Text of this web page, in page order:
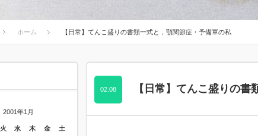
ホーム 【日常】てんこ盛りの書類一式と，顎関節症・予備軍の私
【日常】てんこ盛りの
02.08
2001年1月
火 水 木 金 土